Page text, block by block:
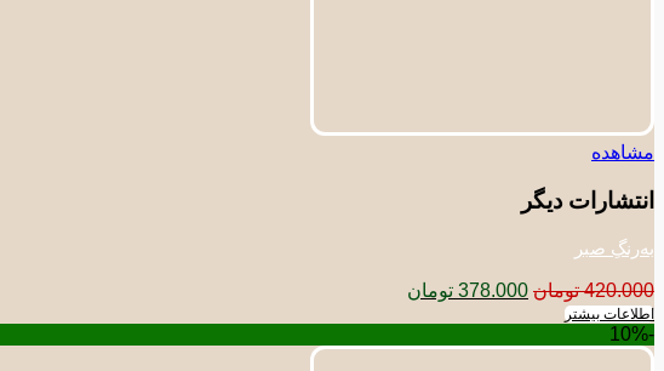
مشاهده
انتشارات دیگر
به‌رنگِ صبر
420.000 تومان قیمت
378.000 تومان
اطلاعات بیشتر
-10%